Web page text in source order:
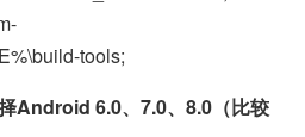
tools;
Android 6.0、7.0、8.0（比较